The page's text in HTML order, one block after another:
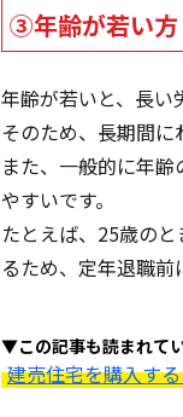
③年齢が若い方
年齢が若いと、長い
そのため、長期間に
また、一般的に年
やすいです。
たとえば、25歳の
るため、定年退職前
▼この記事も読まれて
建売住宅を購入す